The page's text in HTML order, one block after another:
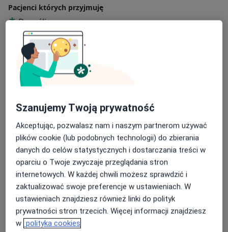
Pacjenci których przyjmuję
Dorośli
Dzieci
Rodzaje konsultacji
StacjonarneZobacz lokalizacje (3)
Zobacz galerię (1)
Szanujemy Twoją prywatność
Akceptując, pozwalasz nam i naszym partnerom używać
plików cookie (lub podobnych technologii) do zbierania
danych do celów statystycznych i dostarczania treści w
oparciu o Twoje zwyczaje przeglądania stron
internetowych. W każdej chwili możesz sprawdzić i
zaktualizować swoje preferencje w ustawieniach. W
ustawieniach znajdziesz również linki do polityk
prywatności stron trzecich. Więcej informacji znajdziesz
w polityka cookies